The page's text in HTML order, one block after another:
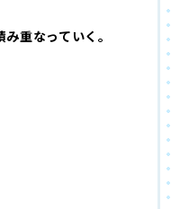
重なっていく。